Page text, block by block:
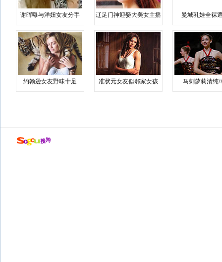
谢晖曝与洋妞女友分手 辽足门神迎娶大美女主播 曼城乳娃全裸
约翰逊女友野味十足 准状元女友似邻家女孩 马刺萝莉清纯